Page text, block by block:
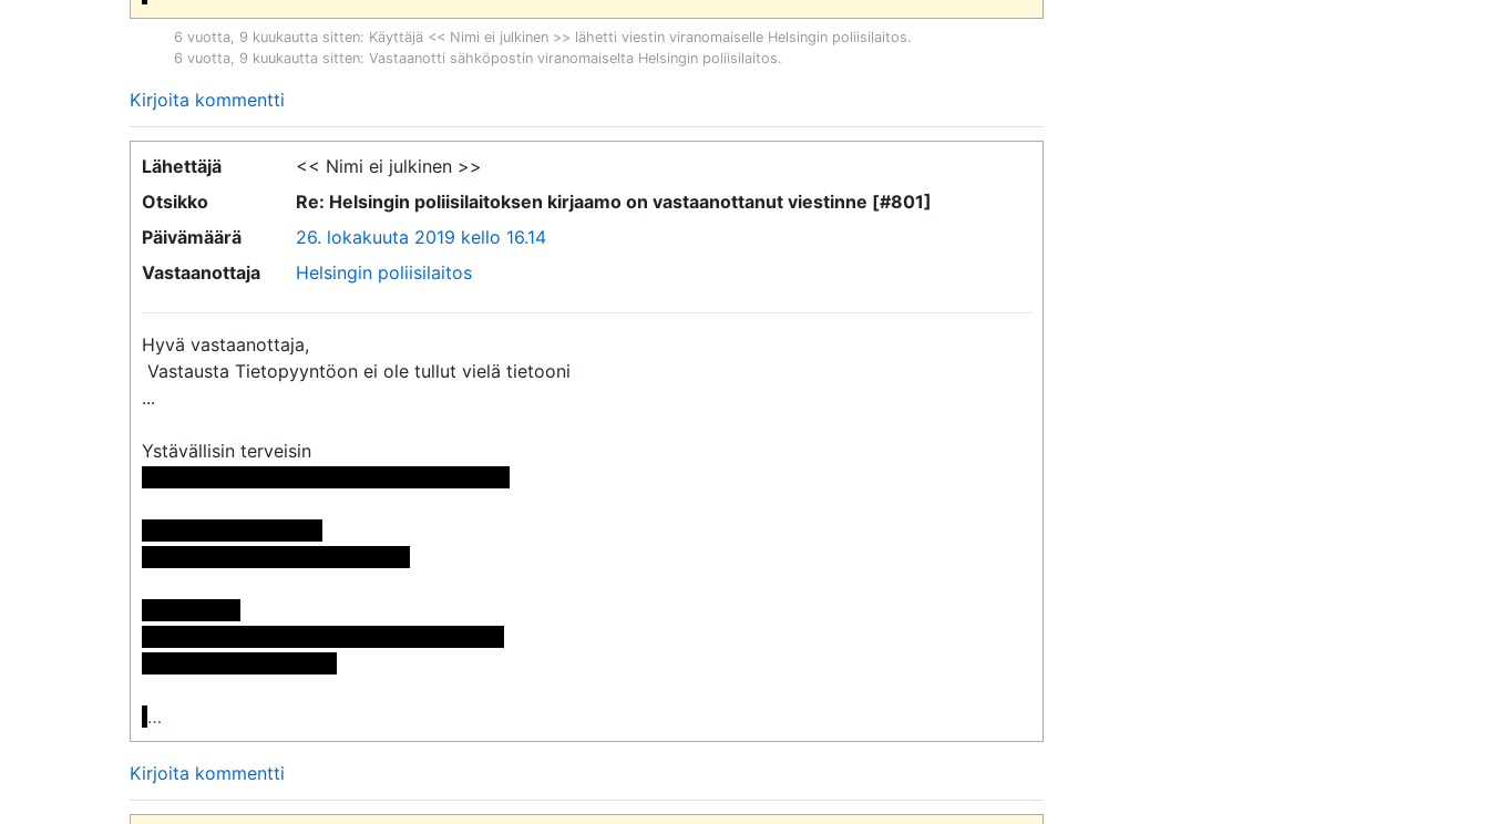
6 vuotta, 9 kuukautta sitten: Käyttäjä << Nimi ei julkinen >> lähetti viestin viranomaiselle Helsingin poliisilaitos.
6 vuotta, 9 kuukautta sitten: Vastaanotti sähköpostin viranomaiselta Helsingin poliisilaitos.
Kirjoita kommentti
Lähettäjä
<< Nimi ei julkinen >>
Otsikko
Re: Helsingin poliisilaitoksen kirjaamo on vastaanottanut viestinne [#801]
Päivämäärä
26. lokakuuta 2019 kello 16.14
Vastaanottaja
Helsingin poliisilaitos
Hyvä vastaanottaja,
...
…
Kirjoita kommentti